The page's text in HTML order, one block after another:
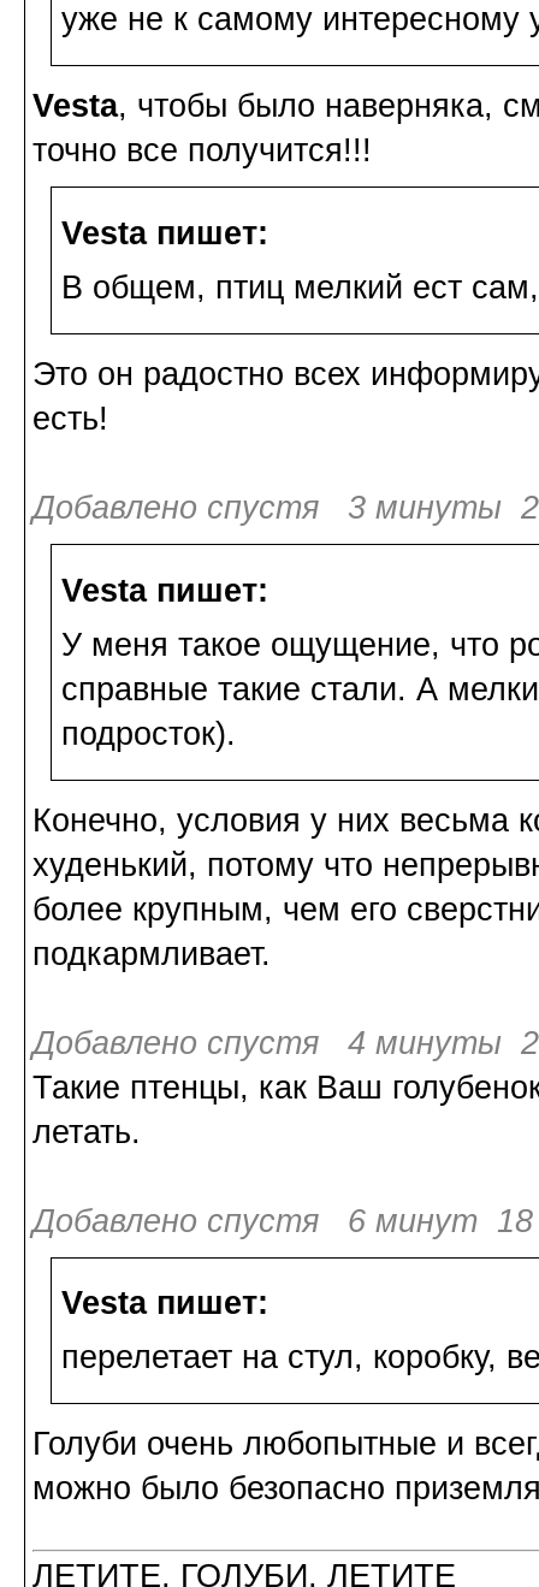
уже не к самому интересному
Vesta, чтобы было наверняка,
точно все получится!!!
Vesta пишет:
В общем, птиц мелкий ест
Это он радостно всех
есть!
Добавлено спустя 3 минуты
Vesta пишет:
У меня такое ощущение, что
справные такие стали. А
подросток).
Конечно, условия у них весьма
худенький, потому что
более крупным, чем его
подкармливает.
Добавлено спустя 4 минуты
Такие птенцы, как Ваш
летать.
Добавлено спустя 6 минут 18
Vesta пишет:
перелетает на стул, коробку,
Голуби очень любопытные и
можно было безопасно
ЛЕТИТЕ, ГОЛУБИ, ЛЕТИТЕ